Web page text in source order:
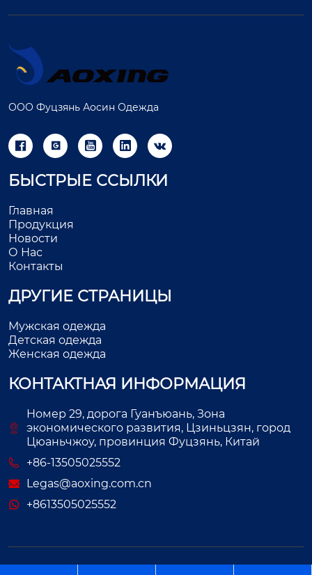
ООО Фуцзянь Аосин Одежда
    
БЫСТРЫЕ ССЫЛКИ
Главная
Продукция
Новости
О Нас
Контакты
ДРУГИЕ СТРАНИЦЫ
Мужская одежда
Детская одежда
Женская одежда
КОНТАКТНАЯ ИНФОРМАЦИЯ
Номер 29, дорога Гуанъюань, Зона
экономического развития, Цзиньцзян, город
Цюаньчжоу, провинция Фуцзянь, Китай
+86-13505025552
Legas@aoxing.com.cn
+8613505025552